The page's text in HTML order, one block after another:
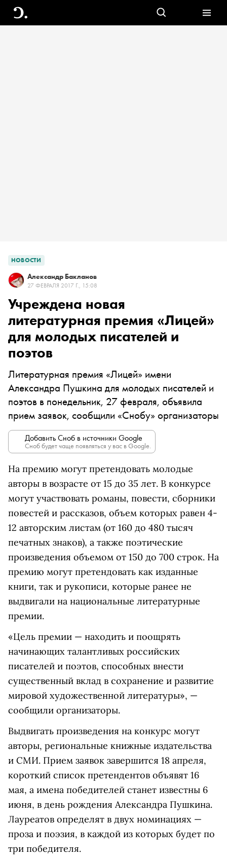
НОВОСТИ
Александр Бакланов
27 ФЕВРАЛЯ 2017 Г., 15:08
Учреждена новая
литературная премия «Лицей»
для молодых писателей и
поэтов
Литературная премия «Лицей» имени
Александра Пушкина для молодых писателей и
поэтов в понедельник, 27 февраля, объявила
прием заявок, сообщили «Снобу» организаторы
Добавить Сноб в источники Google
Сноб будет чаще появляться у вас в Google.
На премию могут претендовать молодые
авторы в возрасте от 15 до 35 лет. В конкурсе
могут участвовать романы, повести, сборники
повестей и рассказов, объем которых равен 4-
12 авторским листам (от 160 до 480 тысяч
печатных знаков), а также поэтические
произведения объемом от 150 до 700 строк. На
премию могут претендовать как изданные
книги, так и рукописи, которые ранее не
выдвигали на национальные литературные
премии.
«Цель премии — находить и поощрять
начинающих талантливых российских
писателей и поэтов, способных внести
существенный вклад в сохранение и развитие
мировой художественной литературы», —
сообщили организаторы.
Выдвигать произведения на конкурс могут
авторы, региональные книжные издательства
и СМИ. Прием заявок завершится 18 апреля,
короткий список претендентов объявят 16
мая, а имена победителей станет известны 6
июня, в день рождения Александра Пушкина.
Лауреатов определят в двух номинациях —
проза и поэзия, в каждой из которых будет по
три победителя.